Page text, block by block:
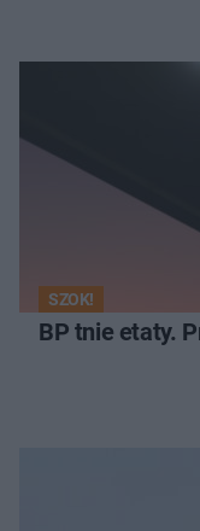
SZOK!
BP tnie etaty.